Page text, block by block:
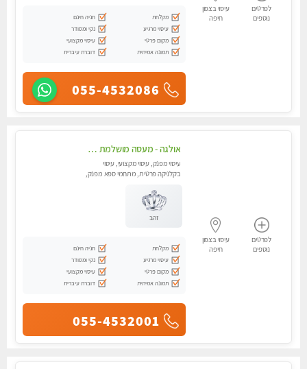
לפרטים
נוספים
עיסוי בצפון
חיפה
מקלחת
חניה חינם
עיסוי מרגיע
נקי ומסודר
מקום פרטי
עיסוי מקצועי
תמונה אמיתית
דוברת עיברית
055-4532086
לפרטים
נוספים
עיסוי בצפון
חיפה
אולגה - מעסה מושלמת חדשה בעיר ! בחיפה טל - 052-5738058
עיסוי מפנק, עיסוי מקצועי, עיסוי
בקלניקה פרטית, מתחמי ספא מפנק,
עיסוי טנטרה
זהב
מקלחת
חניה חינם
עיסוי מרגיע
נקי ומסודר
מקום פרטי
עיסוי מקצועי
תמונה אמיתית
דוברת עיברית
055-4532001